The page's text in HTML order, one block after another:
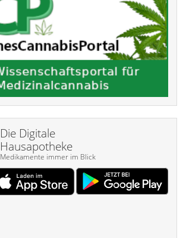
Die Digitale
Hausapotheke
Medikamente immer im Blick